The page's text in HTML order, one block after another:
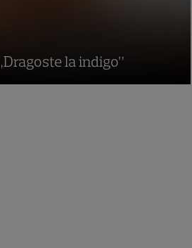
la indigo”